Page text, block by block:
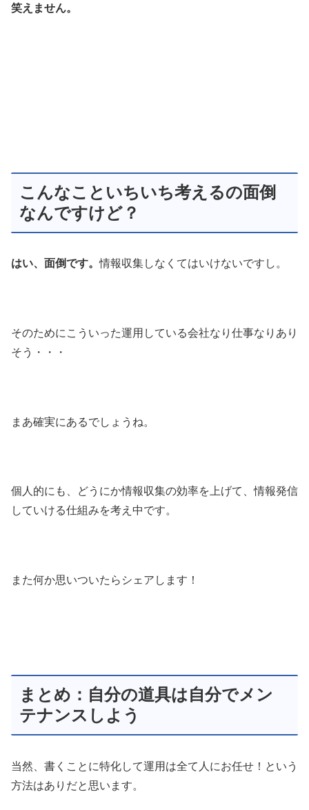
笑えません。
こんなこといちいち考えるの面倒
なんですけど？
はい、面倒です。情報収集しなくてはいけないですし。
そのためにこういった運用している会社なり仕事なりあり
そう・・・
まあ確実にあるでしょうね。
個人的にも、どうにか情報収集の効率を上げて、情報発信
していける仕組みを考え中です。
また何か思いついたらシェアします！
まとめ：自分の道具は自分でメン
テナンスしよう
当然、書くことに特化して運用は全て人にお任せ！という
方法はありだと思います。